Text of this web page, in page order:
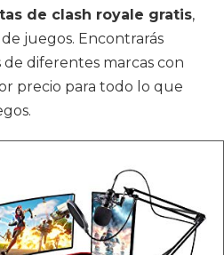
de clash royale gratis,
juegos. Encontrarás
diferentes marcas con
precio para todo lo que